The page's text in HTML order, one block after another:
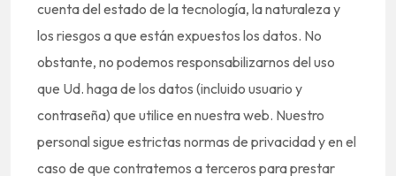
cuenta del estado de la tecnología, la naturaleza y
los riesgos a que están expuestos los datos. No
obstante, no podemos responsabilizarnos del uso
que Ud. haga de los datos (incluido usuario y
contraseña) que utilice en nuestra web. Nuestro
personal sigue estrictas normas de privacidad y en el
caso de que contratemos a terceros para prestar